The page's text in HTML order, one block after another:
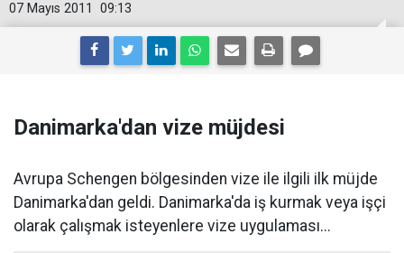
09:13
07 Mayıs 2011
Danimarka'dan vize müjdesi
Avrupa Schengen bölgesinden vize ile ilgili ilk müjde
Danimarka'dan geldi. Danimarka'da iş kurmak veya işçi
olarak çalışmak isteyenlere vize uygulaması...